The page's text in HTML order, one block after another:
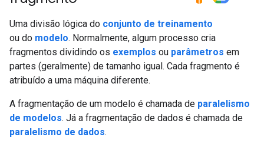
Uma divisão lógica do conjunto de treinamento
ou do modelo. Normalmente, algum processo cria
fragmentos dividindo os exemplos ou parâmetros em
partes (geralmente) de tamanho igual. Cada fragmento é
atribuído a uma máquina diferente.
A fragmentação de um modelo é chamada de paralelismo
de modelos. Já a fragmentação de dados é chamada de
paralelismo de dados.